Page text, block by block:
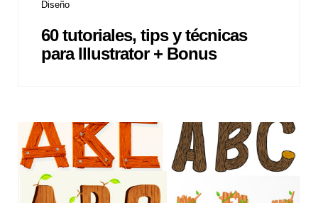
Diseño
60 tutoriales, tips y técnicas
para Illustrator + Bonus